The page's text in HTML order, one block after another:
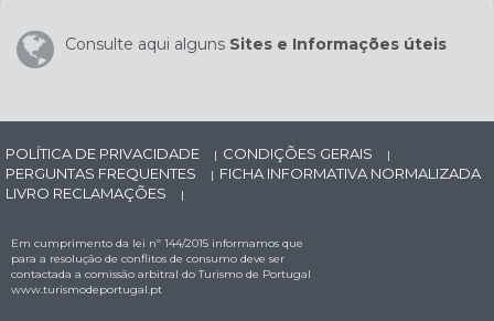
Consulte aqui alguns Sites e Informações úteis
POLÍTICA DE PRIVACIDADE | CONDIÇÕES GERAIS |
PERGUNTAS FREQUENTES | FICHA INFORMATIVA NORMALIZADA
LIVRO RECLAMAÇÕES
|
Em cumprimento da lei nº 144/2015 informamos que
para a resolução de conflitos de consumo deve ser
contactada a comissão arbitral do Turismo de Portugal
www.turismodeportugal.pt